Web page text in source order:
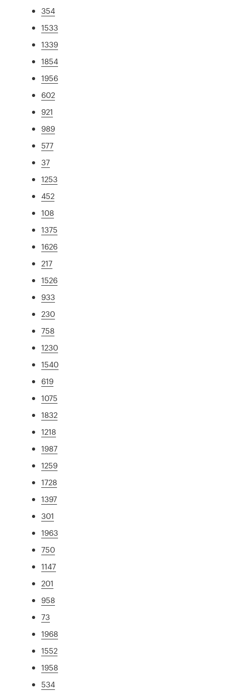
354
1533
1339
1854
1956
602
921
989
577
37
1253
452
108
1375
1626
217
1526
933
230
758
1230
1540
619
1075
1832
1218
1987
1259
1728
1397
301
1963
750
1147
201
958
73
1968
1552
1958
534